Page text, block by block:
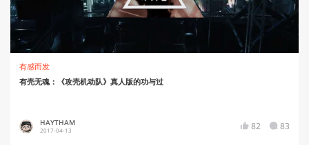
有感而发
有壳无魂：《攻壳机动队》真人版的功与过
HAYTHAM
2017-04-13 82 83